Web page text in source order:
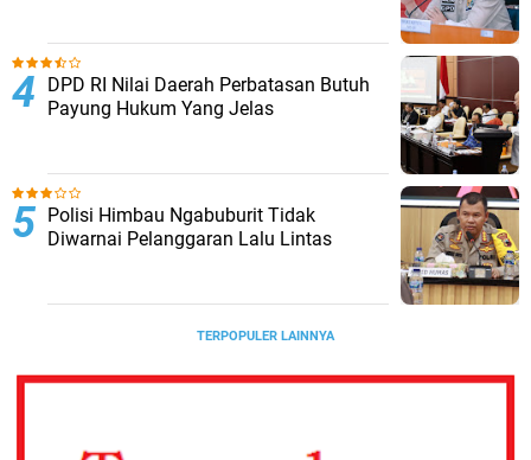
DPD RI Nilai Daerah Perbatasan Butuh
Payung Hukum Yang Jelas
Polisi Himbau Ngabuburit Tidak
Diwarnai Pelanggaran Lalu Lintas
TERPOPULER LAINNYA